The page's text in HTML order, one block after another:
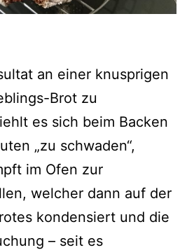
an einer knusprigen
Brot zu
es sich beim Backen
„zu schwaden“,
im Ofen zur
welcher dann auf der
kondensiert und die
– seit es